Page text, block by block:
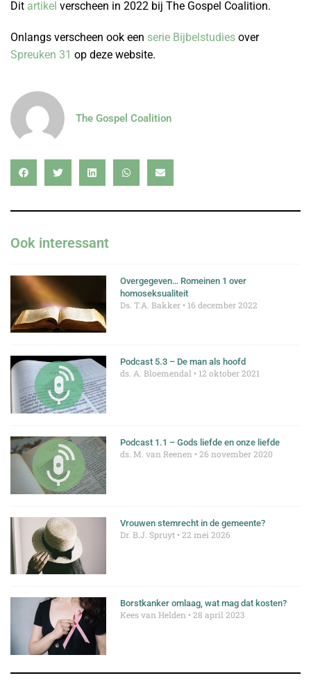
Dit artikel verscheen in 2022 bij The Gospel Coalition.
Onlangs verscheen ook een serie Bijbelstudies over
Spreuken 31 op deze website.
The Gospel Coalition
Ook interessant
Overgegeven… Romeinen 1 over
homoseksualiteit
Ds. T.A. Bakker 16 december 2022
Podcast 5.3 – De man als hoofd
ds. A. Bloemendal 12 oktober 2021
Podcast 1.1 – Gods liefde en onze liefde
ds. M. van Reenen 26 november 2020
Vrouwen stemrecht in de gemeente?
Dr. B.J. Spruyt 22 mei 2026
Borstkanker omlaag, wat mag dat kosten?
Kees van Helden 28 april 2023